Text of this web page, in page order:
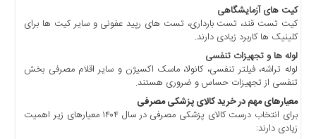
اخبار
ایران
اخبار
بین
المللی
اخبار
اقتصادی
اخبار
کیت های آزمایشگاهی
کیت تست قند، تست بارداری، تست های رپید عفونی و سایر کیت ها برای
کلینیک ها کاربرد زیادی دارند.
لوله ها و تجهیزات تنفسی
لوله تراشه، فیلتر تنفسی، کانولا، ماسک اکسیژن و سایر اقلام مصرفی بخش
تنفسی از تجهیزات حساس و ضروری هستند.
معیارهای مهم در خرید کالای پزشکی مصرفی
برای انتخاب درست کالای پزشکی مصرفی در سال ۱۴۰۴ معیارهای زیر اهمیت
زیادی دارند: